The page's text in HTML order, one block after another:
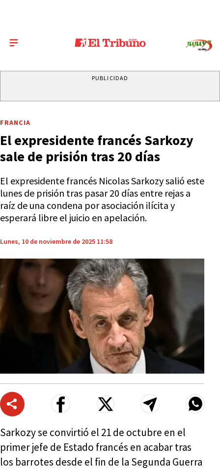
PUBLICIDAD
FRANCIA
El expresidente francés Sarkozy
sale de prisión tras 20 días
El expresidente francés Nicolas Sarkozy salió este
lunes de prisión tras pasar 20 días entre rejas a
raíz de una condena por asociación ilícita y
esperará libre el juicio en apelación.
Lunes, 10 de noviembre de 2025 11:58
Sarkozy se convirtió el 21 de octubre en el
primer jefe de Estado francés en acabar tras
los barrotes desde el fin de la Segunda Guerra